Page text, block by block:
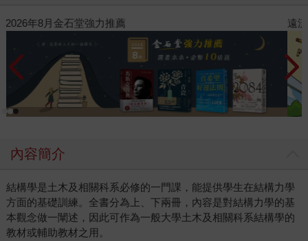
遠流童書展75折起
內容簡介
結構學是土木及相關科系必修的一門課，能提供學生在結構力學
方面的基礎訓練。全書分為上、下兩冊，內容是對結構力學的基
本觀念做一闡述，因此可作為一般大學土木及相關科系結構學的
教材或輔助教材之用。